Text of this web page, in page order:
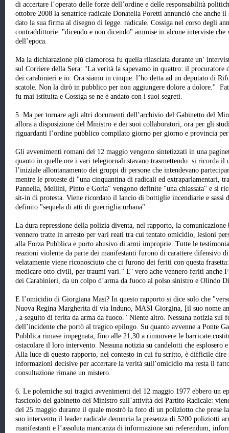
di accertare l’operato delle forze dell’ordine e delle responsabilità
ottobre 2008 la senatrice radicale Donatella Poretti annunciò che anche il
dato la sua firma al disegno di legge. radicale. Cossiga nel corso degli
contraddittorie: "dicendo e non dicendo" ammise in alcune interviste
dell’epoca.
Ma la dichiarazione più clamorosa fu quella rilasciata durante un’
sul Corriere della Sera: "La verità la sapevamo in quattro: il
dei carabinieri e io. Ora siamo in cinque: l’ho detta ad un deputato di
scatole. Non la dirò in pubblico per non aggiungere dolore a dolore."
fu mai istituita e Cossiga se ne è andato con i suoi segreti.
5. Ma per tornare agli altri documenti dell’archivio del Gabinetto del
allora a disposizione del Ministro e dei suoi collaboratori, ora per gli
riguardanti l’ordine pubblico compilato giorno per giorno e provincia
Gli avvenimenti romani del 12 maggio vengono sintetizzati in una
quanto in quelle ore i vari telegiornali stavano trasmettendo: si ricorda
l’iniziale allontanamento dei gruppi di persone che intendevano
mentre le proteste di "una cinquantina di radicali ed extraparlamentari,
Pannella, Mellini, Pinto e Gorla" vengono definite "una chiassata" e si
sit-in di protesta. Viene ricordato il lancio di bottiglie incendiarie e sassi
definito "sequela di atti di guerriglia urbana".
La dura repressione della polizia diventa, nel rapporto, la
vennero tratte in arresto per vari reati tra cui tentato omicidio, lesioni
alla Forza Pubblica e porto abusivo di armi improprie. Tutte le
reazioni violente da parte dei manifestanti furono di carattere difensivo
velatamente viene riconosciuto che ci furono dei feriti con questa
medicare otto civili, per traumi vari." E’ vero ache vennero feriti anche
dei Carabinieri, da un colpo d’arma da fuoco al polso sinistro e Olindo
E l’omicidio di Giorgiana Masi? In questo rapporto si dice solo che
Nuova Regina Margherita di via Induno, MASI Giorgina, [il suo nome
, a seguito di ferita da arma da fuoco." Niente altro. Nessuna notizia sul
dell’incidente che portò al tragico epilogo. Su quanto avvenne a Ponte
Pubblica rimase impegnata, fino alle 21,30 a rimuovere le barricate
ostacolare il loro intervento. Nessuna notizia su candelotti che
Alla luce di questo rapporto, nel contesto in cui fu scritto, è difficile dire
informazioni decisive per accertare la verità sull’omicidio ma resta il
consultazione rimane un mistero.
6. Le polemiche sui tragici avvenimenti del 12 maggio 1977 ebbero un
fascicolo del gabinetto del Ministro sull’attività del Partito Radicale:
del 25 maggio durante il quale mostrò la foto di un poliziotto che prese
suo intervento il leader radicale denuncia la presenza di 5200 poliziotti
manifestanti e l’assoluta mancanza di informazione sui referendum,